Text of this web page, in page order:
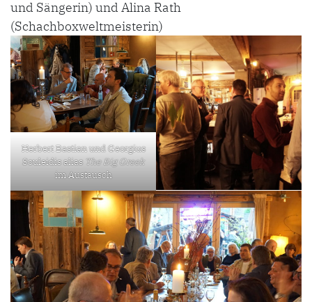
und Sängerin) und Alina Rath
(Schachboxweltmeisterin)
Herbert Bastian und Georgius
Souleidis alias The Big Greek
im Austausch